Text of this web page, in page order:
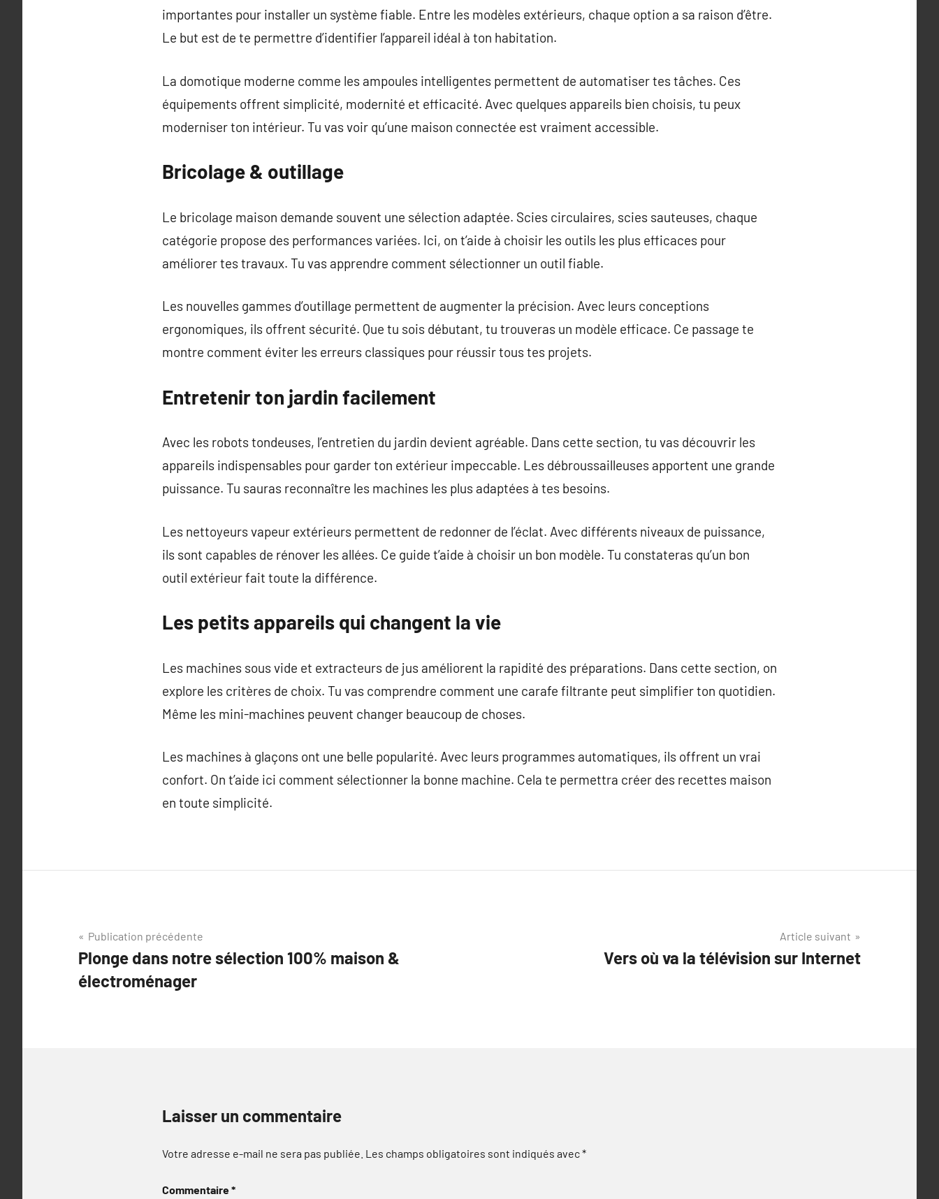
importantes pour installer un système fiable. Entre les modèles extérieurs, chaque option a sa raison d’être.
Le but est de te permettre d’identifier l’appareil idéal à ton habitation.
La domotique moderne comme les ampoules intelligentes permettent de automatiser tes tâches. Ces
équipements offrent simplicité, modernité et efficacité. Avec quelques appareils bien choisis, tu peux
moderniser ton intérieur. Tu vas voir qu’une maison connectée est vraiment accessible.
Bricolage & outillage
Le bricolage maison demande souvent une sélection adaptée. Scies circulaires, scies sauteuses, chaque
catégorie propose des performances variées. Ici, on t’aide à choisir les outils les plus efficaces pour
améliorer tes travaux. Tu vas apprendre comment sélectionner un outil fiable.
Les nouvelles gammes d’outillage permettent de augmenter la précision. Avec leurs conceptions
ergonomiques, ils offrent sécurité. Que tu sois débutant, tu trouveras un modèle efficace. Ce passage te
montre comment éviter les erreurs classiques pour réussir tous tes projets.
Entretenir ton jardin facilement
Avec les robots tondeuses, l’entretien du jardin devient agréable. Dans cette section, tu vas découvrir les
appareils indispensables pour garder ton extérieur impeccable. Les débroussailleuses apportent une grande
puissance. Tu sauras reconnaître les machines les plus adaptées à tes besoins.
Les nettoyeurs vapeur extérieurs permettent de redonner de l’éclat. Avec différents niveaux de puissance,
ils sont capables de rénover les allées. Ce guide t’aide à choisir un bon modèle. Tu constateras qu’un bon
outil extérieur fait toute la différence.
Les petits appareils qui changent la vie
Les machines sous vide et extracteurs de jus améliorent la rapidité des préparations. Dans cette section, on
explore les critères de choix. Tu vas comprendre comment une carafe filtrante peut simplifier ton quotidien.
Même les mini-machines peuvent changer beaucoup de choses.
Les machines à glaçons ont une belle popularité. Avec leurs programmes automatiques, ils offrent un vrai
confort. On t’aide ici comment sélectionner la bonne machine. Cela te permettra créer des recettes maison
en toute simplicité.
Navigation
de
l’article
Publication précédente
Plonge dans notre sélection 100% maison &
électroménager
Article suivant
Vers où va la télévision sur Internet
Laisser un commentaire
Votre adresse e-mail ne sera pas publiée. Les champs obligatoires sont indiqués avec*
Commentaire*